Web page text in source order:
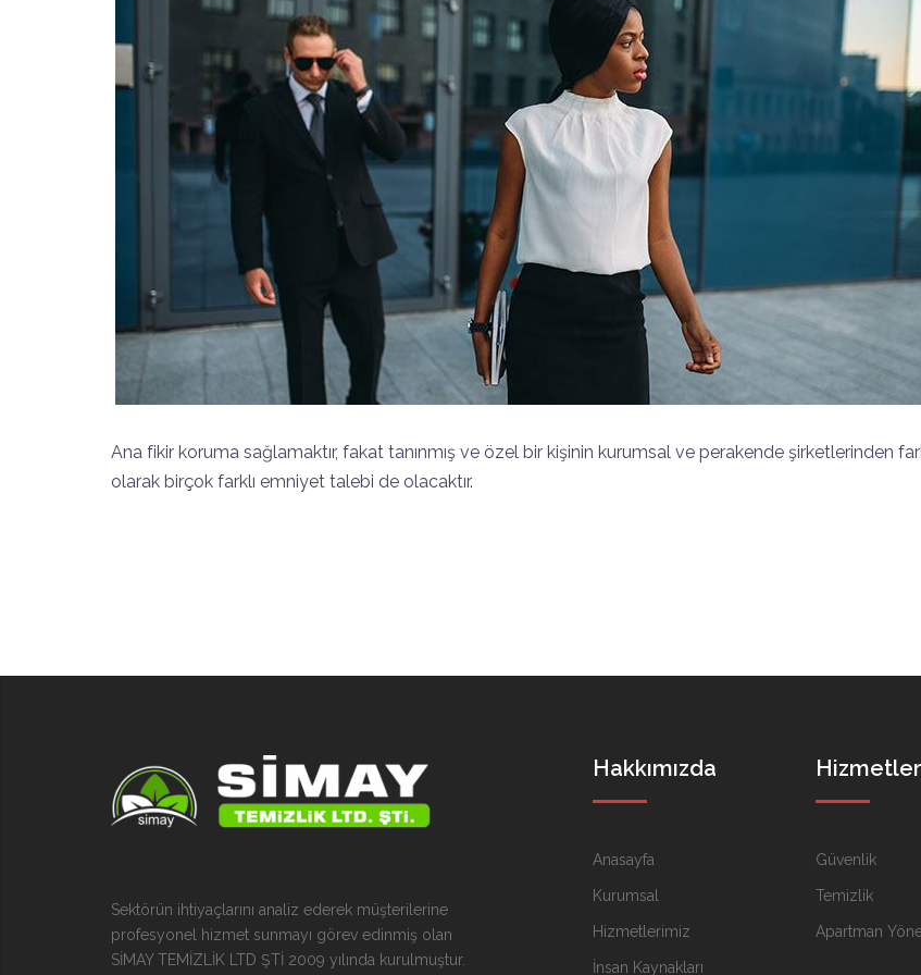
Ana fikir koruma sağlamaktır, fakat tanınmış ve özel bir kişinin kurumsal ve perakende şirketlerinden
olarak birçok farklı emniyet talebi de olacaktır.
Sektörün ihtiyaçlarını analiz ederek müşterilerine
profesyonel hizmet sunmayı görev edinmiş olan
SİMAY TEMİZLİK LTD ŞTİ 2009 yılında kurulmuştur.
Hakkımızda
Anasayfa
Kurumsal
Hizmetlerimiz
İnsan Kaynakları
Güvenlik
Temizlik
Apartman